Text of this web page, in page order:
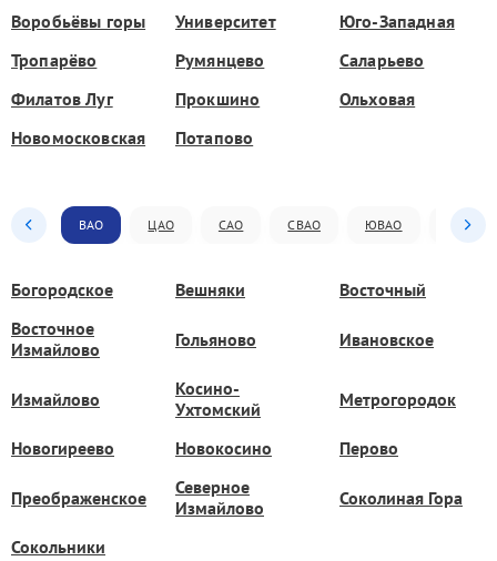
Воробьёвы горы Университет
Юго-Западная
Тропарёво
Румянцево
Саларьево
Филатов Луг
Прокшино
Ольховая
Новомосковская
Потапово
ВАО ЦАО САО СВАО ЮВАО ЮАО
Богородское Вешняки
Восточный
Восточное
Измайлово
Гольяново Ивановское
Измайлово
Косино-
Ухтомский
Метрогородок
Новогиреево Новокосино Перово
Преображенское
Северное
Измайлово
Соколиная Гора
Сокольники